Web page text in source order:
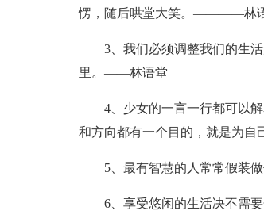
愣，随后哄堂大笑。————林
3、我们必须调整我们的生
里。——林语堂
4、少女的一言一行都可以
和方向都有一个目的，就是为自
5、最有智慧的人常常假装
6、享受悠闲的生活决不需